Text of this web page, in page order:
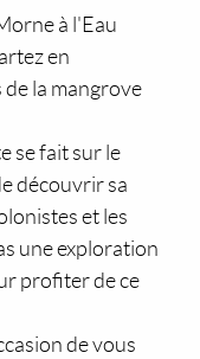
à l'Eau
en
la mangrove
se fait sur le
découvrir sa
et les
une exploration
profiter de ce
de vous